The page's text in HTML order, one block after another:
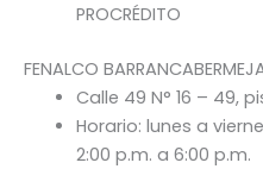
PROCRÉDITO
FENALCO
Calle 49 N° 16 – 49,
Horario: lunes a
2:00 p.m. a 6:00 p.m.